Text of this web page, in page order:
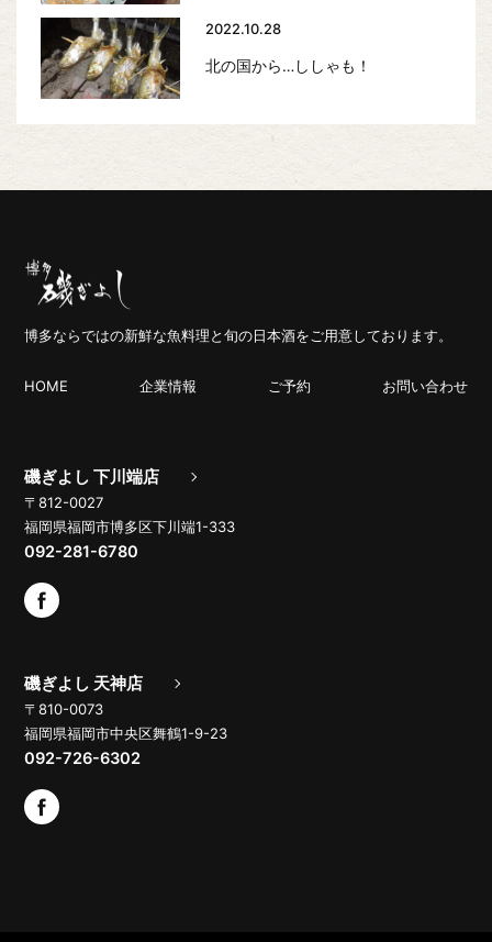
2022.10.28
北の国から…ししゃも！
博多ならではの新鮮な魚料理と旬の日本酒をご用意しております。
HOME 企業情報 ご予約 お問い合わせ
磯ぎよし 下川端店
〒812-0027
福岡県福岡市博多区下川端1-333
092-281-6780
磯ぎよし 天神店
〒810-0073
福岡県福岡市中央区舞鶴1-9-23
092-726-6302